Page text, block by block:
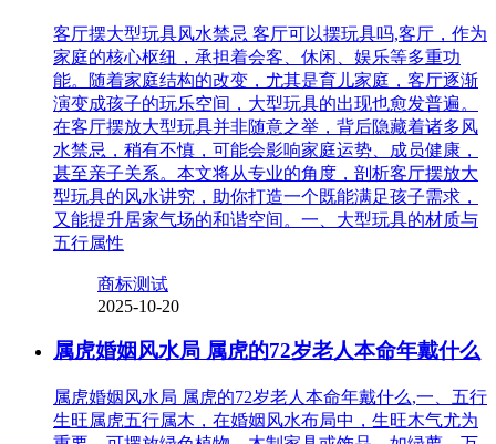
客厅摆大型玩具风水禁忌 客厅可以摆玩具吗,客厅，作为
家庭的核心枢纽，承担着会客、休闲、娱乐等多重功
能。随着家庭结构的改变，尤其是育儿家庭，客厅逐渐
演变成孩子的玩乐空间，大型玩具的出现也愈发普遍。
在客厅摆放大型玩具并非随意之举，背后隐藏着诸多风
水禁忌，稍有不慎，可能会影响家庭运势、成员健康，
甚至亲子关系。本文将从专业的角度，剖析客厅摆放大
型玩具的风水讲究，助你打造一个既能满足孩子需求，
又能提升居家气场的和谐空间。一、大型玩具的材质与
五行属性
商标测试
2025-10-20
属虎婚姻风水局 属虎的72岁老人本命年戴什么
属虎婚姻风水局 属虎的72岁老人本命年戴什么,一、五行
生旺属虎五行属木，在婚姻风水布局中，生旺木气尤为